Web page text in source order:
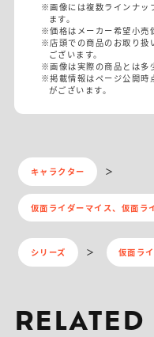
※画像には複数ラインナッ
ます。
※価格はメーカー希望小売
※店頭での商品のお取り扱
ございます。
※画像は実際の商品とは多
※掲載情報はページ公開時
がございます。
キャラクター
仮面ライダーマイス、仮面ラ
シリーズ 仮面ラ